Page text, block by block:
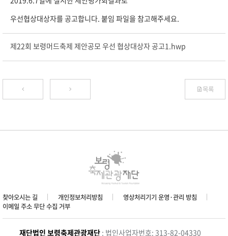
우선협상대상자를 공고합니다. 붙임 파일을 참고해주세요.
제22회 보령머드축제 제안공모 우선 협상대상자 공고1.hwp
목록
찾아오시는 길 개인정보처리방침
영상처리기기 운영·관리 방침
이메일 주소 무단 수집 거부
재단법인 보령축제관광재단 : 법인사업자번호: 313-82-04330